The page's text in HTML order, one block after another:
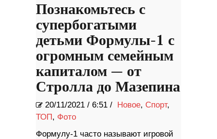
Познакомьтесь с
супербогатыми
детьми Формулы-1 с
огромным семейным
капиталом — от
Стролла до Мазепина
20/11/2021 / 6:51 / Новое, Спорт,
ТОП, Фото
Формулу-1 часто называют игровой